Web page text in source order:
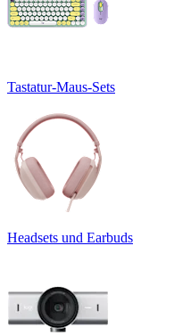
Tastatur-Maus-Sets
Headsets und Earbuds